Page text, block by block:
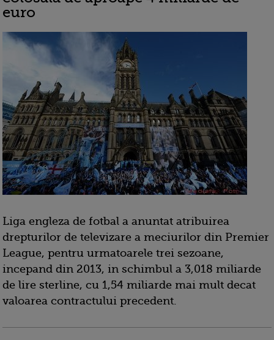
euro
Liga engleza de fotbal a anuntat atribuirea
drepturilor de televizare a meciurilor din Premier
League, pentru urmatoarele trei sezoane,
incepand din 2013, in schimbul a 3,018 miliarde
de lire sterline, cu 1,54 miliarde mai mult decat
valoarea contractului precedent.